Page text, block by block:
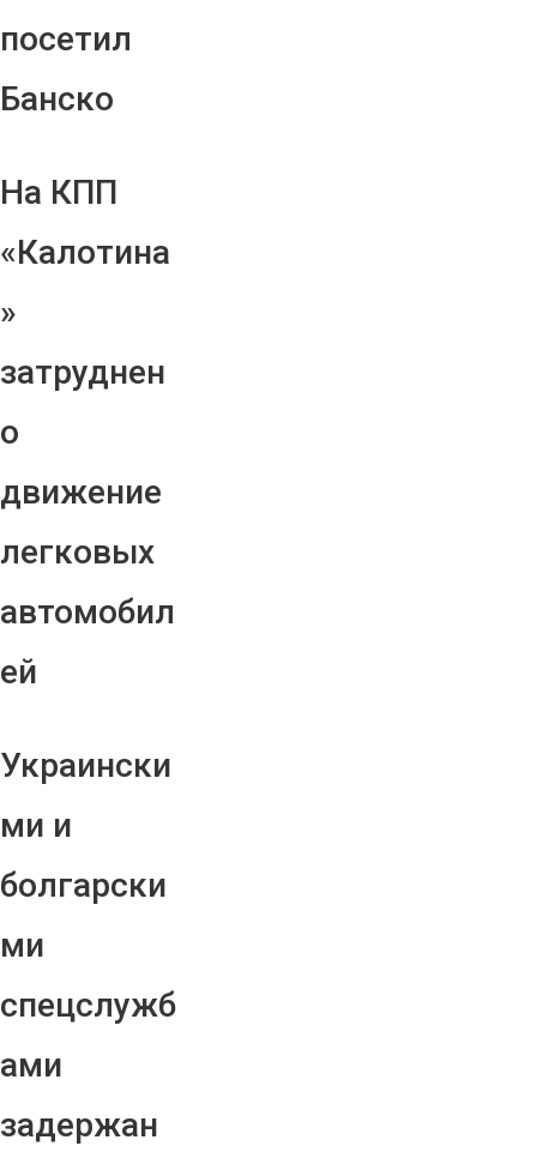
посетил
Банско
На КПП
«Калотина
»
затруднен
о
движение
легковых
автомобил
ей
Украински
ми и
болгарски
ми
спецслужб
ами
задержан